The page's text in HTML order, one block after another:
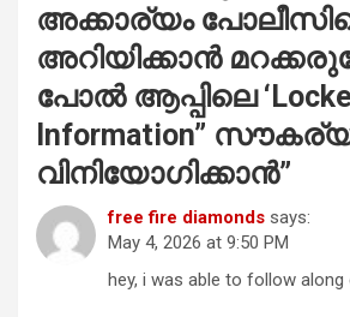
അക്കാര്യം
അറിയിക്കാൻ
പോൽ ആപ്പിലെ
Information”
വിനിയോഗിക്കാൻ”
free fire diamonds says:
May 4, 2026 at 9:50 PM
hey, i was able to follow along